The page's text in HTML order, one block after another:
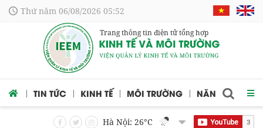
Thứ năm 06/08/2026 05:52
Trang thông tin điện tử tổng hợp
TIN TỨC KINH TẾ MÔI TRƯỜNG NĂNG LƯỢNG
Hà Nội: 26°C